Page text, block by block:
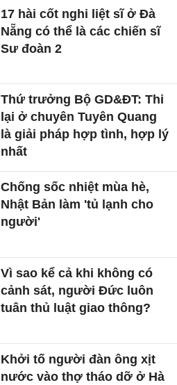
17 hài cốt nghi liệt sĩ ở Đà
Nẵng có thể là các chiến sĩ
Sư đoàn 2
Thứ trưởng Bộ GD&ĐT: Thi
lại ở chuyên Tuyên Quang
là giải pháp hợp tình, hợp lý
nhất
Chống sốc nhiệt mùa hè,
Nhật Bản làm 'tủ lạnh cho
người'
Vì sao kể cả khi không có
cảnh sát, người Đức luôn
tuân thủ luật giao thông?
Khởi tố người đàn ông xịt
nước vào thợ tháo dỡ ở Hà